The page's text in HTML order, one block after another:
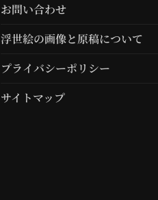
お問い合わせ
浮世絵の画像と原稿について
プライバシーポリシー
サイトマップ